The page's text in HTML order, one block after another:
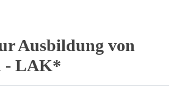
Ausbildung von
- LAK*